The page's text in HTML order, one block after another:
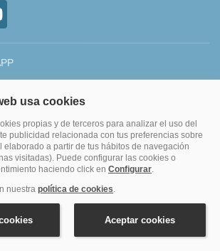
al 0% TAE